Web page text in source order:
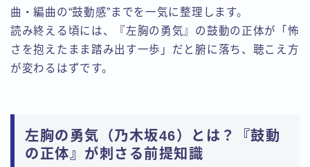
曲・編曲の“鼓動感”までを一気に整理します。
読み終える頃には、『左胸の勇気』の鼓動の正体が「怖
さを抱えたまま踏み出す一歩」だと腑に落ち、聴こえ方
が変わるはずです。
左胸の勇気（乃木坂46）とは？『鼓動
の正体』が刺さる前提知識